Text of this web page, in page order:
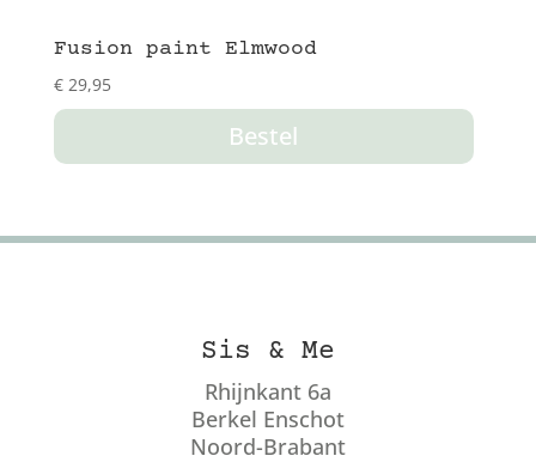
Fusion paint Elmwood
€29,95
Bestel
Sis & Me
Rhijnkant 6a
Berkel Enschot
Noord-Brabant